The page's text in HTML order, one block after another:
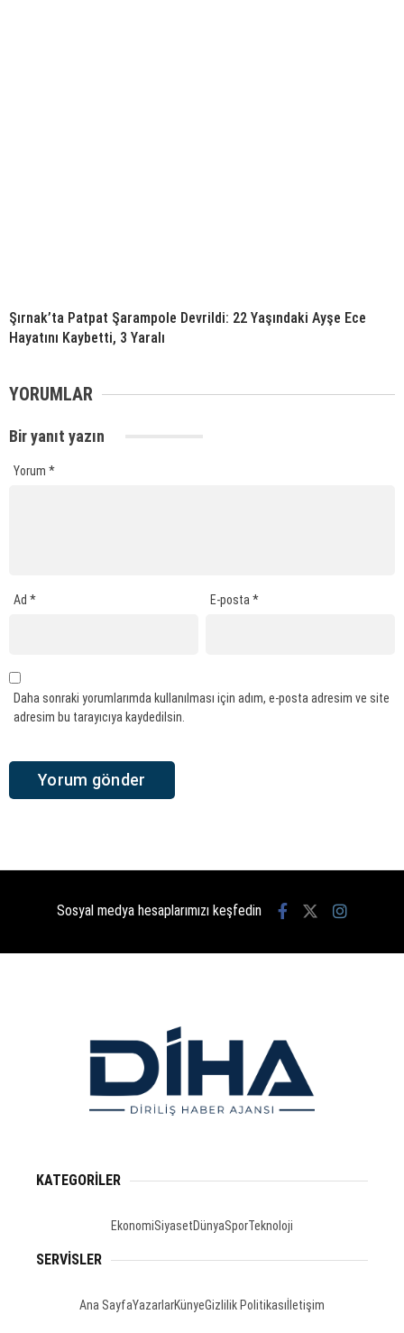
Şırnak’ta Patpat Şarampole Devrildi: 22 Yaşındaki Ayşe Ece
Hayatını Kaybetti, 3 Yaralı
YORUMLAR
Bir yanıt yazın
Yorum *
Ad * E-posta*
Daha sonraki yorumlarımda kullanılması için adım, e-posta adresim ve site
adresim bu tarayıcıya kaydedilsin.
Sosyal medya hesaplarımızı keşfedin
KATEGORİLER
EkonomiSiyasetDünyaSporTeknoloji
SERVİSLER
Ana SayfaYazarlarKünyeGizlilik Politikası İletişim